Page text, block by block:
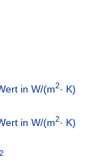
in W/(m2· K)
in W/(m2· K)
2